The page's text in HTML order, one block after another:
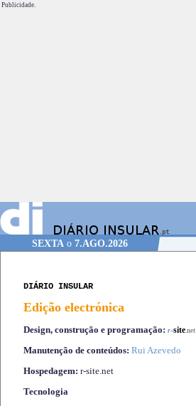
Publicidade.
SEXTA o 7.AGO.2026
DIÁRIO INSULAR
Edição electrónica
Design, construção e programação: r-site.net
Manutenção de conteúdos: Rui Azevedo
Hospedagem: r-site.net
Tecnologia